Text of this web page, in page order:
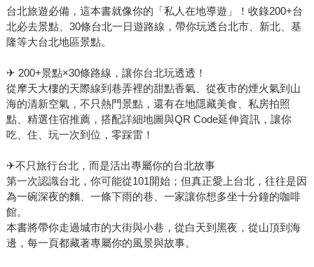
台北旅遊必備，這本書就像你的「私人在地導遊」！收錄200+台
北必去景點、30條台北一日遊路線，帶你玩透台北市、新北、基
隆等大台北地區景點。
✈ 200+景點×30條路線，讓你台北玩透透！
從摩天大樓的天際線到巷弄裡的甜點香氣、從夜市的煙火氣到山
海的清新空氣，不只熱門景點，還有在地隱藏美食、私房拍照
點、精選住宿推薦，搭配詳細地圖與QR Code延伸資訊，讓你
吃、住、玩一次到位，零踩雷！
✈不只旅行台北，而是活出專屬你的台北故事
第一次認識台北，你可能從101開始；但真正愛上台北，往往是因
為一碗深夜的麵、一條下雨的巷、一家讓你想多坐十分鐘的咖啡
館。
本書將帶你走過城市的大街與小巷，從白天到黑夜，從山頂到海
邊，每一頁都藏著專屬你的風景與故事。